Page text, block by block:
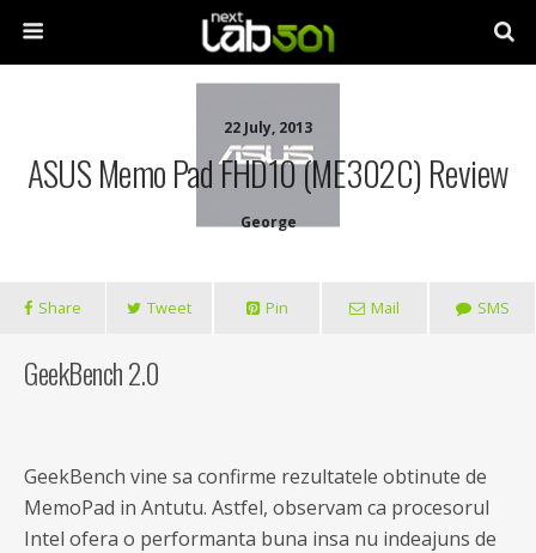
22 July, 2013
ASUS Memo Pad FHD10 (ME302C) Review
George
Share Tweet Pin Mail SMS
GeekBench 2.0
GeekBench vine sa confirme rezultatele obtinute de
MemoPad in Antutu. Astfel, observam ca procesorul
Intel ofera o performanta buna insa nu indeajuns de